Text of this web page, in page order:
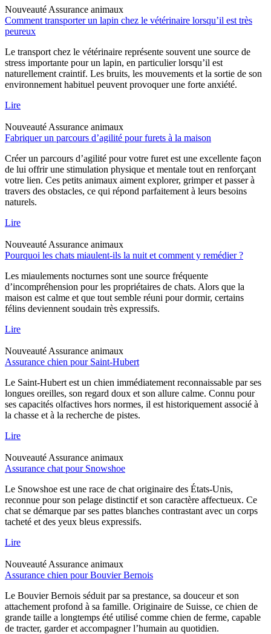
Nouveauté Assurance animaux
Comment transporter un lapin chez le vétérinaire lorsqu’il est très
peureux
Le transport chez le vétérinaire représente souvent une source de
stress importante pour un lapin, en particulier lorsqu’il est
naturellement craintif. Les bruits, les mouvements et la sortie de son
environnement habituel peuvent provoquer une forte anxiété.
Lire
Nouveauté Assurance animaux
Fabriquer un parcours d’agilité pour furets à la maison
Créer un parcours d’agilité pour votre furet est une excellente façon
de lui offrir une stimulation physique et mentale tout en renforçant
votre lien. Ces petits animaux aiment explorer, grimper et passer à
travers des obstacles, ce qui répond parfaitement à leurs besoins
naturels.
Lire
Nouveauté Assurance animaux
Pourquoi les chats miaulent-ils la nuit et comment y remédier ?
Les miaulements nocturnes sont une source fréquente
d’incompréhension pour les propriétaires de chats. Alors que la
maison est calme et que tout semble réuni pour dormir, certains
félins deviennent soudain très expressifs.
Lire
Nouveauté Assurance animaux
Assurance chien pour Saint-Hubert
Le Saint-Hubert est un chien immédiatement reconnaissable par ses
longues oreilles, son regard doux et son allure calme. Connu pour
ses capacités olfactives hors normes, il est historiquement associé à
la chasse et à la recherche de pistes.
Lire
Nouveauté Assurance animaux
Assurance chat pour Snowshoe
Le Snowshoe est une race de chat originaire des États-Unis,
reconnue pour son pelage distinctif et son caractère affectueux. Ce
chat se démarque par ses pattes blanches contrastant avec un corps
tacheté et des yeux bleus expressifs.
Lire
Nouveauté Assurance animaux
Assurance chien pour Bouvier Bernois
Le Bouvier Bernois séduit par sa prestance, sa douceur et son
attachement profond à sa famille. Originaire de Suisse, ce chien de
grande taille a longtemps été utilisé comme chien de ferme, capable
de tracter, garder et accompagner l’humain au quotidien.